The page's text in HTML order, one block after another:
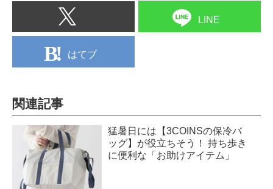
LINE
はてブ
関連記事
猛暑日には【3COINSの保冷バ
ッグ】が役立ちそう！ 持ち歩き
に便利な「お助けアイテム」